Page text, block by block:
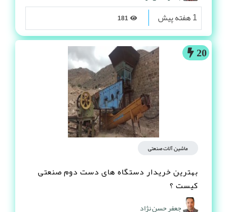
1 هفته پیش
20
ماشین آلات صنعتی
بهترین خریدار دستگاه های دست دوم صنعتی
کیست ؟
جعفر حسن نژاد